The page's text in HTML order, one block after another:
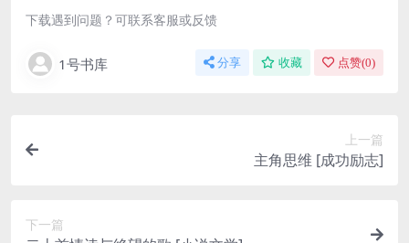
下载遇到问题？可联系客服或反馈
1号书库 分享 收藏 点赞(0)
上一篇
主角思维 [成功励志]
下一篇